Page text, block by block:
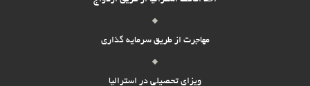
مهاجرت از طریق سرمایه گذاری
ویزای تحصیلی در استرالیا